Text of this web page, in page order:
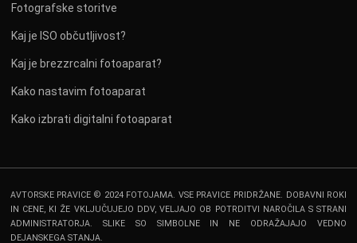
Fotografske storitve
Kaj je ISO občutljivost?
Kaj je brezzrcalni fotoaparat?
Kako nastavim fotoaparat
Kako izbrati digitalni fotoaparat
AVTORSKE PRAVICE © 2024 FOTOJAMA. VSE PRAVICE PRIDRŽANE. DOBAVNI ROKI
IN CENE, KI ŽE VKLJUČUJEJO DDV, VELJAJO OB POTRDITVI NAROČILA S STRANI
ADMINISTRATORJA. SLIKE SO SIMBOLNE IN NE ODRAŽAJAJO VEDNO
DEJANSKEGA STANJA.